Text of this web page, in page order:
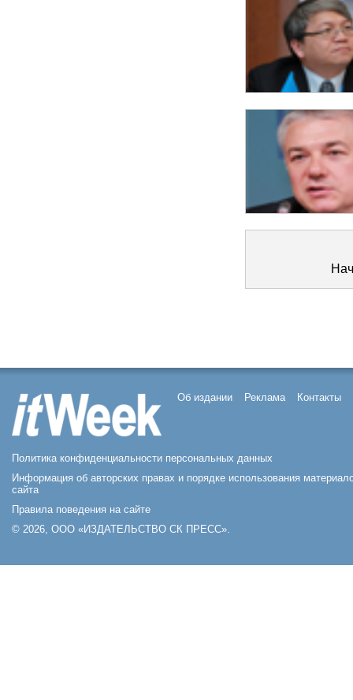
Об издании Реклама Контакты
Политика конфиденциальности персональных данных
Информация об авторских правах и порядке использования
сайта
Правила поведения на сайте
© 2026, ООО «ИЗДАТЕЛЬСТВО СК ПРЕСС».